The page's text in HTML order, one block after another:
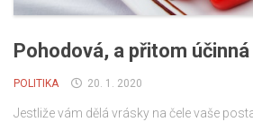
Pohodová, a přitom
POLITIKA 20. 1. 2020
Jestliže vám dělá vrásky na čele vaše